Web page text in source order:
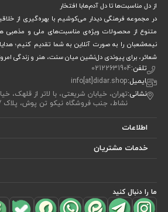
از دل مناسبت‌ها تا دل آدم‌هابا افتخار
در مجموعه فرهنگی دیدار می‌کوشیم با بهره‌گیری از
متنوع از محصولات ویژه‌ی مناسبت‌های ملی و مذهبی
نیمه‌شعبان را به صورت آنلاین به شما تقدیم کنیم؛
شعائر، برای پیوندی دل‌نشین میان سنت، هنر و زندگی
تلفن:02122631904
ایمیل:info[at]didar.shop
نشانی:تهران، خیابان شریعتی، با لاتر از قلهک،
نشاط، جنب فروشگاه نیکو تن پوش، پلاک 357،طبقه اول شرقی
اطلاعات
خدمات مشتریان
ما را دنبال کنید